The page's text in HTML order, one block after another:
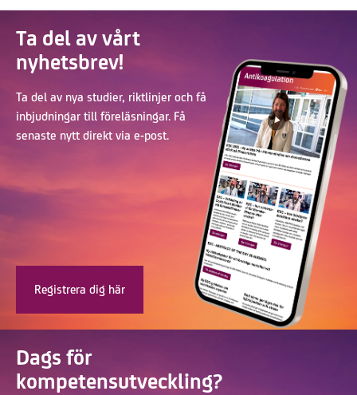
Ta del av vårt
nyhetsbrev!
Ta del av nya studier, riktlinjer och få
inbjudningar till föreläsningar. Få
senaste nytt direkt via e-post.
Registrera dig här
Dags för
kompetensutveckling?